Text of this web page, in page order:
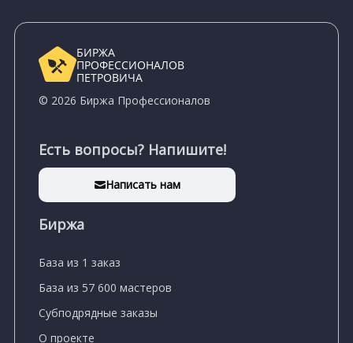
БИРЖА
ПРОФЕССИОНАЛОВ
ПЕТРОВИЧА
© 2026 Биржа Профессионалов
Есть вопросы? Напишите!
Написать нам
Биржа
База из 1 заказ
База из 57 600 мастеров
Субподрядные заказы
О проекте